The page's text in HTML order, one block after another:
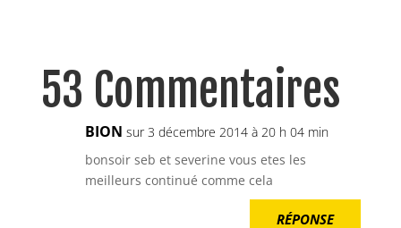
53 Commentaires
BION sur 3 décembre 2014 à 20 h 04 min
bonsoir seb et severine vous etes les
meilleurs continué comme cela
RÉPONSE